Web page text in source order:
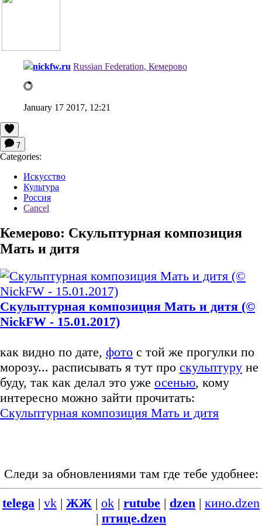
nickfw.ru Russian Federation, Кемерово
January 17 2017, 12:21
7
Categories:
Искусство
Культура
Россия
Cancel
Кемерово: Скульптурная композиция
Мать и дитя
Скульптурная композиция Мать и дитя (©
NickFW - 15.01.2017)
как видно по дате, фото с той же прогулки по
морозу... расписывать я тут про скульптуру не
буду, так как делал это уже осенью, кому
интересно можно зайти прочитать:
Скульптурная композиция Мать и дитя
Следи за обновлениями там где тебе удобнее:
telega | vk | ЖЖ | ok | rutube | dzen | кино.dzen
| птице.dzen